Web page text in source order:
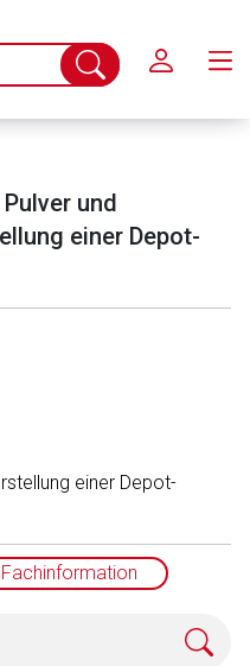
Suche
abschicken
und
einer Depot-
einer Depot-
Fachinformation